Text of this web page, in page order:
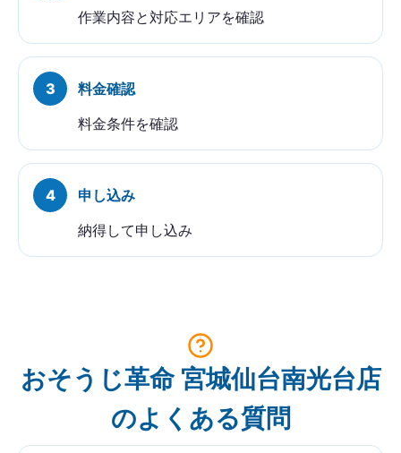
作業内容と対応エリアを確認
料金確認
料金条件を確認
申し込み
納得して申し込み
おそうじ革命 宮城仙台南光台店
のよくある質問